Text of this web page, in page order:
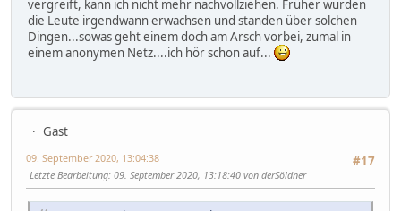
vergreift, kann ich nicht mehr nachvollziehen. Früher wurden
die Leute irgendwann erwachsen und standen über solchen
Dingen...sowas geht einem doch am Arsch vorbei, zumal in
einem anonymen Netz....ich hör schon auf...
Gast
#17
09. September 2020, 13:04:38
Letzte Bearbeitung: 09. September 2020, 13:18:40 von derSöldner